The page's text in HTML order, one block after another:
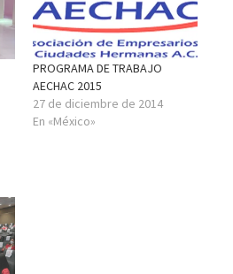
PROGRAMA DE TRABAJO
AECHAC 2015
27 de diciembre de 2014
En «México»